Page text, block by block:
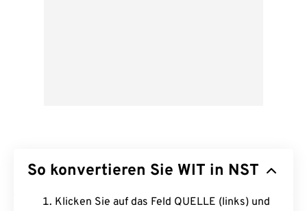
So konvertieren Sie WIT in NST
Klicken Sie auf das Feld QUELLE (links) und